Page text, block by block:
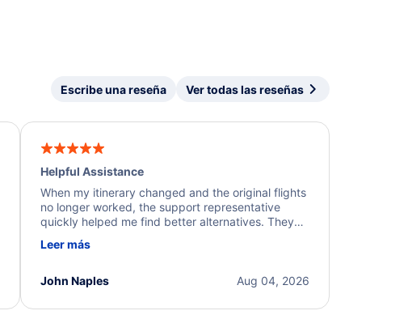
Escribe una reseña Ver todas las reseñas
Helpful Assistance
When my itinerary changed and the original flights
no longer worked, the support representative
quickly helped me find better alternatives. They
beyond to resolve the issue. I'm grateful for the
Leer más
Aug 04, 2026
John Naples